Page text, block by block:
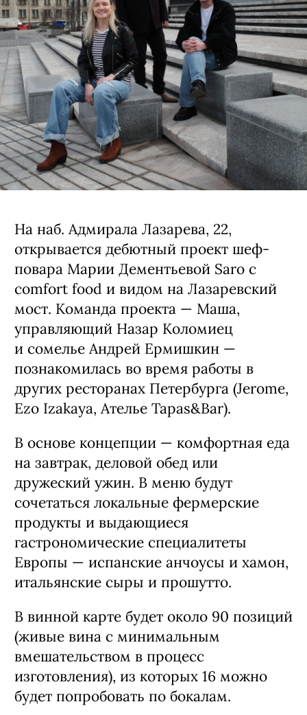
На наб. Адмирала Лазарева, 22,
открывается дебютный проект шеф-
повара Марии Дементьевой Saro с
comfort food и видом на Лазаревский
мост. Команда проекта — Маша,
управляющий Назар Коломиец
и сомелье Андрей Ермишкин —
познакомилась во время работы в
других ресторанах Петербурга (Jerome,
Ezo Izakaya, Ателье Tapas&Bar).
В основе концепции — комфортная еда
на завтрак, деловой обед или
дружеский ужин. В меню будут
сочетаться локальные фермерские
продукты и выдающиеся
гастрономические специалитеты
Европы — испанские анчоусы и хамон,
итальянские сыры и прошутто.
В винной карте будет около 90 позиций
(живые вина с минимальным
вмешательством в процесс
изготовления), из которых 16 можно
будет попробовать по бокалам.